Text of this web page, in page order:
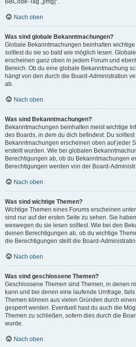
BBCode-Tag „[img]“.
Nach oben
Was sind globale Bekanntmachungen?
Globale Bekanntmachungen beinhalten
solltest du sie so bald wie möglich lesen.
erscheinen ganz oben in jedem Forum und
Bereich. Ob du eine globale Bekanntmachung
hängt von den durch die Board-Administration
ab.
Nach oben
Was sind Bekanntmachungen?
Bekanntmachungen beinhalten meist wichtige
des Boards, in dem du dich befindest. Du
Bekanntmachungen erscheinen oben auf jeder
erstellt wurden. Wie bei globalen
Berechtigungen ab, ob du Bekanntmachungen
Berechtigungen werden von der Board-
Nach oben
Was sind wichtige Themen?
Wichtige Themen eines Forums erscheinen
sind nur auf der ersten Seite zu sehen. Sie
weswegen du sie lesen solltest. Wie bei den
deinen Berechtigungen ab, ob du wichtige
die Berechtigungen stellt die Board-
Nach oben
Was sind geschlossene Themen?
Geschlossene Themen sind Themen, in denen
kann und bei denen eine laufende Umfrage,
Themen können aus vielen Gründen durch
gesperrt werden. Eventuell hast du auch die
Themen zu schließen, sofern dies durch die
wurde.
Nach oben